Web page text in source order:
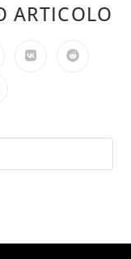
ARTICOLO